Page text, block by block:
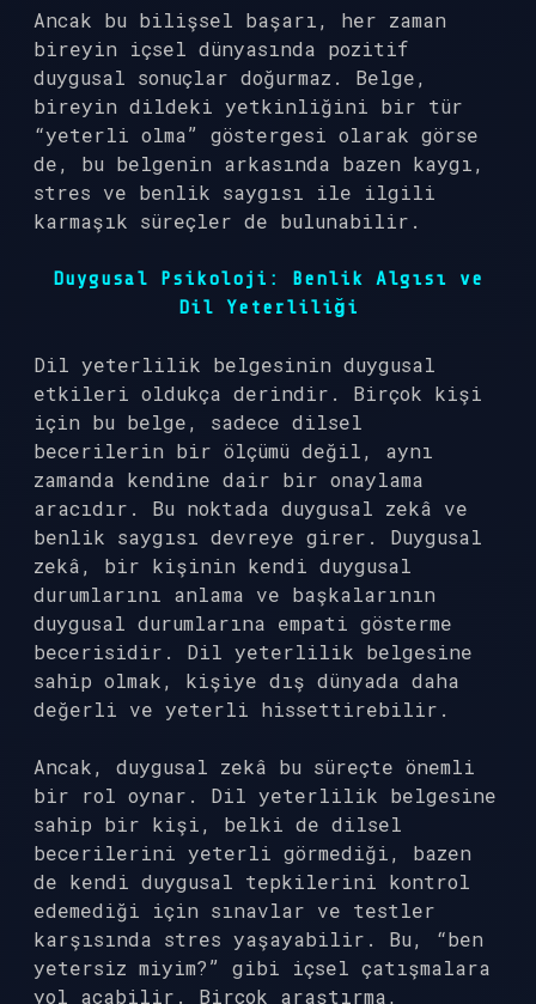
Ancak bu bilişsel başarı, her zaman
bireyin içsel dünyasında pozitif
duygusal sonuçlar doğurmaz. Belge,
bireyin dildeki yetkinliğini bir tür
“yeterli olma” göstergesi olarak görse
de, bu belgenin arkasında bazen kaygı,
stres ve benlik saygısı ile ilgili
karmaşık süreçler de bulunabilir.
Duygusal Psikoloji: Benlik Algısı ve
Dil Yeterliliği
Dil yeterlilik belgesinin duygusal
etkileri oldukça derindir. Birçok kişi
için bu belge, sadece dilsel
becerilerin bir ölçümü değil, aynı
zamanda kendine dair bir onaylama
aracıdır. Bu noktada duygusal zekâ ve
benlik saygısı devreye girer. Duygusal
zekâ, bir kişinin kendi duygusal
durumlarını anlama ve başkalarının
duygusal durumlarına empati gösterme
becerisidir. Dil yeterlilik belgesine
sahip olmak, kişiye dış dünyada daha
değerli ve yeterli hissettirebilir.
Ancak, duygusal zekâ bu süreçte önemli
bir rol oynar. Dil yeterlilik belgesine
sahip bir kişi, belki de dilsel
becerilerini yeterli görmediği, bazen
de kendi duygusal tepkilerini kontrol
edemediği için sınavlar ve testler
karşısında stres yaşayabilir. Bu, “ben
yetersiz miyim?” gibi içsel çatışmalara
yol açabilir. Birçok araştırma,